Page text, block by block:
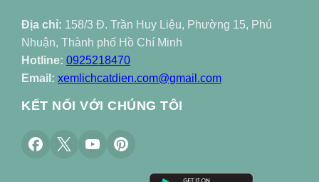
Địa chỉ: 158/3 Đ. Trần Huy Liệu, Phường 15, Phú
Nhuận, Thành phố Hồ Chí Minh
Hotline: 0925218470
Email: xemlichcatdien.com@gmail.com
KẾT NỐI VỚI CHÚNG TÔI